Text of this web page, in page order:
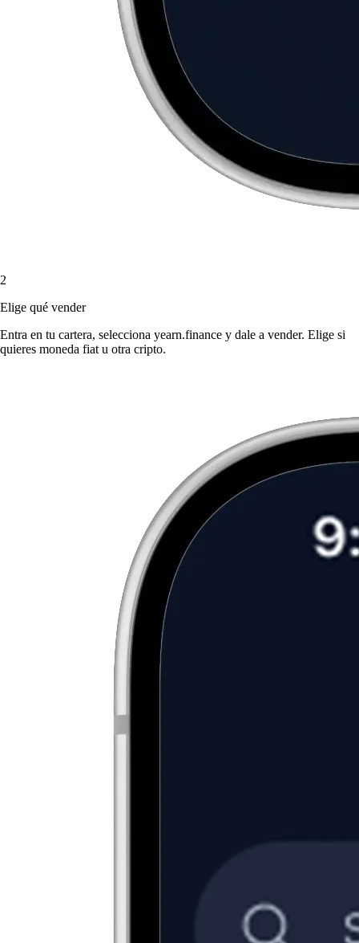
2
Elige qué vender
Entra en tu cartera, selecciona yearn.finance y dale a vender. Elige si
quieres moneda fiat u otra cripto.